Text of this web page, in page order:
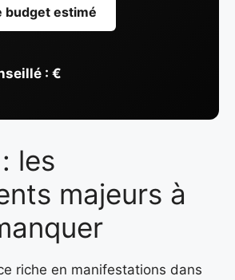
budget estimé
: €
les
majeurs à
riche en manifestations dans